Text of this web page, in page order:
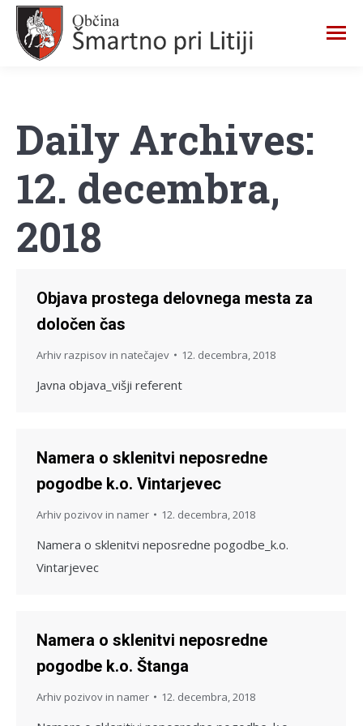
Daily Archives:
12. decembra,
2018
Objava prostega delovnega mesta za
določen čas
Arhiv razpisov in natečajev 12. decembra, 2018
Javna objava_višji referent
Namera o sklenitvi neposredne
pogodbe k.o. Vintarjevec
Arhiv pozivov in namer 12. decembra, 2018
Namera o sklenitvi neposredne pogodbe_k.o.
Vintarjevec
Namera o sklenitvi neposredne
pogodbe k.o. Štanga
Arhiv pozivov in namer 12. decembra, 2018